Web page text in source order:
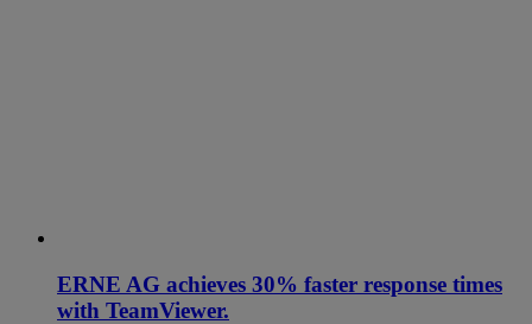
ERNE AG achieves 30% faster response times
with TeamViewer.